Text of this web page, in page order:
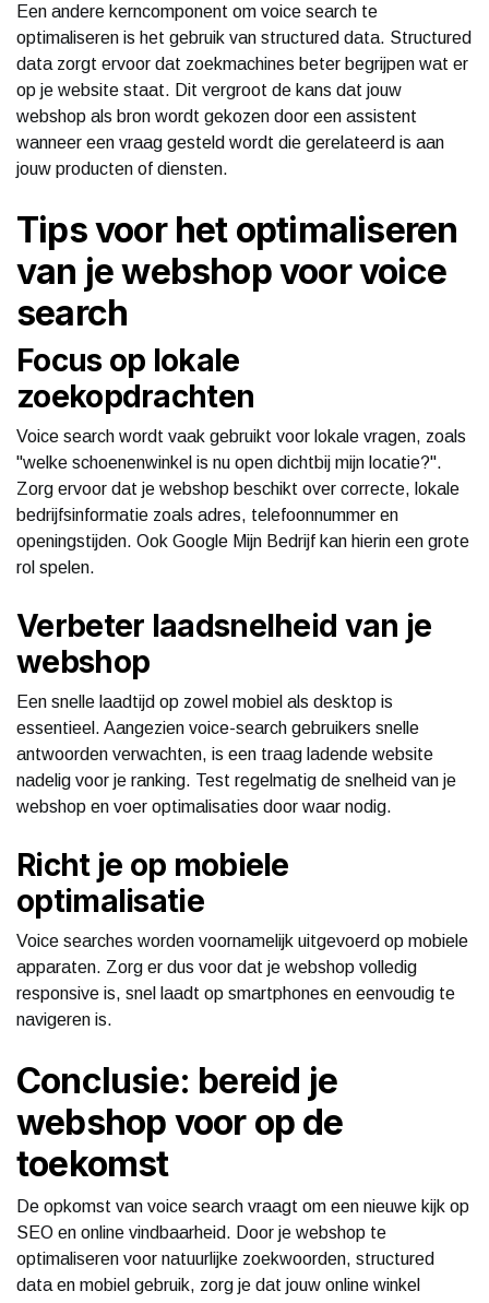
Een andere kerncomponent om voice search te
optimaliseren is het gebruik van structured data. Structured
data zorgt ervoor dat zoekmachines beter begrijpen wat er
op je website staat. Dit vergroot de kans dat jouw
webshop als bron wordt gekozen door een assistent
wanneer een vraag gesteld wordt die gerelateerd is aan
jouw producten of diensten.
Tips voor het optimaliseren
van je webshop voor voice
search
Focus op lokale
zoekopdrachten
Voice search wordt vaak gebruikt voor lokale vragen, zoals
"welke schoenenwinkel is nu open dichtbij mijn locatie?".
Zorg ervoor dat je webshop beschikt over correcte, lokale
bedrijfsinformatie zoals adres, telefoonnummer en
openingstijden. Ook Google Mijn Bedrijf kan hierin een grote
rol spelen.
Verbeter laadsnelheid van je
webshop
Een snelle laadtijd op zowel mobiel als desktop is
essentieel. Aangezien voice-search gebruikers snelle
antwoorden verwachten, is een traag ladende website
nadelig voor je ranking. Test regelmatig de snelheid van je
webshop en voer optimalisaties door waar nodig.
Richt je op mobiele
optimalisatie
Voice searches worden voornamelijk uitgevoerd op mobiele
apparaten. Zorg er dus voor dat je webshop volledig
responsive is, snel laadt op smartphones en eenvoudig te
navigeren is.
Conclusie: bereid je
webshop voor op de
toekomst
De opkomst van voice search vraagt om een nieuwe kijk op
SEO en online vindbaarheid. Door je webshop te
optimaliseren voor natuurlijke zoekwoorden, structured
data en mobiel gebruik, zorg je dat jouw online winkel